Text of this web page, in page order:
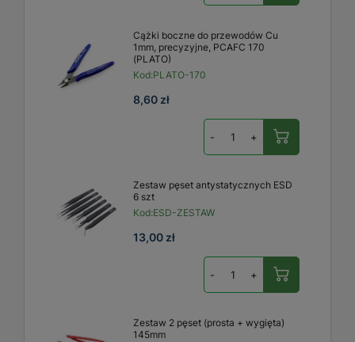
Cążki boczne do przewodów Cu
1mm, precyzyjne, PCAFC 170
(PLATO)
Kod:PLATO-170
8,60 zł
- +
Zestaw pęset antystatycznych ESD
6 szt
Kod:ESD-ZESTAW
13,00 zł
- +
Zestaw 2 pęset (prosta + wygięta)
145mm